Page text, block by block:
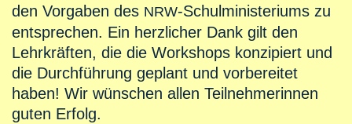
den Vorgaben des NRW-Schulministeriums zu
entsprechen. Ein herzlicher Dank gilt den
Lehrkräften, die die Workshops konzipiert und
die Durchführung geplant und vorbereitet
haben! Wir wünschen allen Teilnehmerinnen
guten Erfolg.